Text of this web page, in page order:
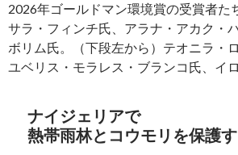
2026年ゴールドマン環境賞の受賞者た
サラ・フィンチ氏、アラナ・アカク・
ボリム氏。（下段左から）テオニラ・
ユベリス・モラレス・ブランコ氏、イ
ナイジェリアで
熱帯雨林とコウモリを保護